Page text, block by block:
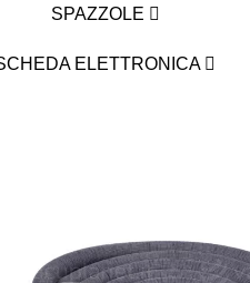
SPAZZOLE
ELETTRONICA